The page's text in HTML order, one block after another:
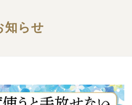
知らせ